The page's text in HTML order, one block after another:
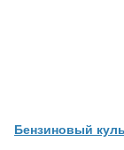
Бензиновый